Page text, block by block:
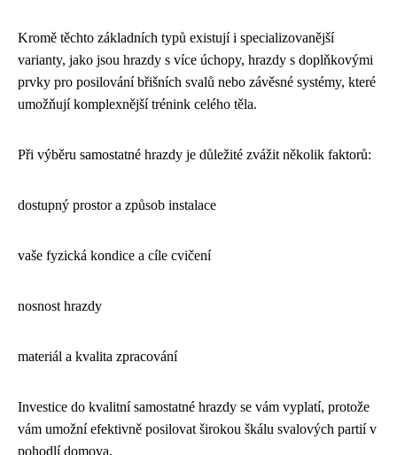
Kromě těchto základních typů existují i ​​specializovanější
varianty, jako jsou hrazdy s více úchopy, hrazdy s doplňkovými
prvky pro posilování břišních svalů nebo závěsné systémy, které
umožňují komplexnější trénink celého těla.
Při výběru samostatné hrazdy je důležité zvážit několik faktorů:
dostupný prostor a způsob instalace
vaše fyzická kondice a cíle cvičení
nosnost hrazdy
materiál a kvalita zpracování
Investice do kvalitní samostatné hrazdy se vám vyplatí, protože
vám umožní efektivně posilovat širokou škálu svalových partií v
pohodlí domova.